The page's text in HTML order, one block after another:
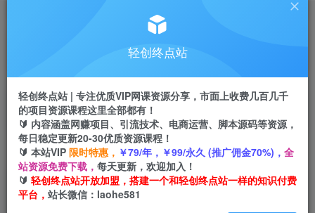
首页 创业课程 会员免费 正文
国学之暴利生肖带货小白也能做月入10万+保姆教
程【揭秘】
轻创终点站
轻创终点站 | 专注优质VIP网课资源分享，市面上收费几百几千
的项目资源课程这里全部都有！
🔰 内容涵盖网赚项目、引流技术、电商运营、脚本源码等资源，
每日稳定更新20-30优质资源课程！
🔰 本站VIP 限时特惠， ￥79/年，￥99/永久 (推广佣金70%)， 全
站资源免费下载， 每天更新，欢迎加入！
🔰 轻创终点站开放加盟，搭建一个和轻创终点站一样的知识付费
平台， 站长微信：laohe581